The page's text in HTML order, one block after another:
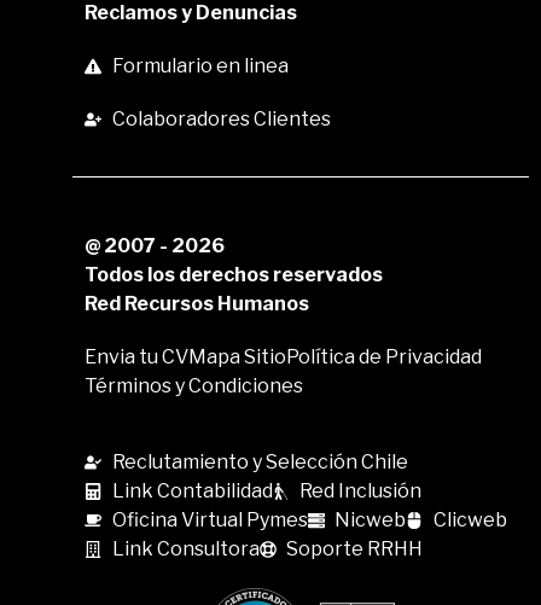
Reclamos y Denuncias
Formulario en linea
Colaboradores Clientes
@ 2007 - 2026
Todos los derechos reservados
Red Recursos Humanos
Envia tu CVMapa Sitio Política de Privacidad
Términos y Condiciones
Reclutamiento y Selección Chile
Link Contabilidad
Red Inclusión
Oficina Virtual Pymes
Nicweb
Clicweb
Link Consultora
Soporte RRHH